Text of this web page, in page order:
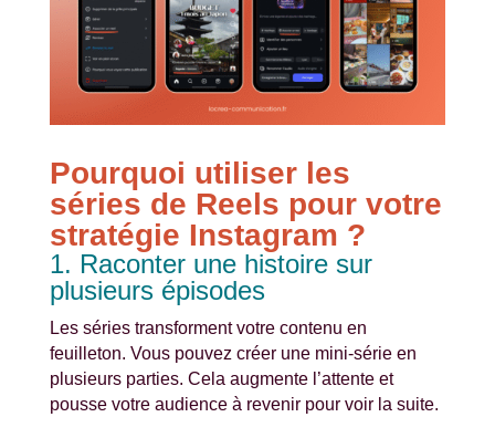
Pourquoi utiliser les
séries de Reels pour votre
stratégie Instagram ?
1. Raconter une histoire sur
plusieurs épisodes
Les séries transforment votre contenu en
feuilleton. Vous pouvez créer une mini-série en
plusieurs parties. Cela augmente l’attente et
pousse votre audience à revenir pour voir la suite.